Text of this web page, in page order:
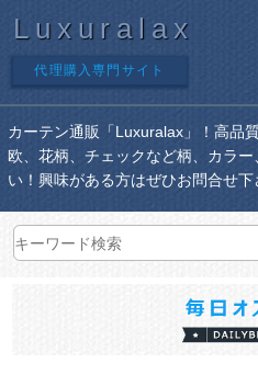
Luxuralax
代理購入専門サイト
カーテン通販「Luxuralax」！高品
欧、花柄、チェックなど柄、カラ
い！興味がある方はぜひお問合せ下